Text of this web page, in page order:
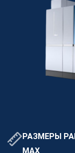
Порошковые
Аддитивное
Компания
Как мы
Документы
РАЗМЕРЫ
MAX